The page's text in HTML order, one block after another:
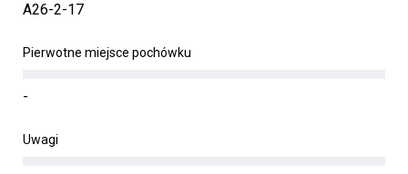
A26-2-17
Pierwotne miejsce pochówku
-
Uwagi